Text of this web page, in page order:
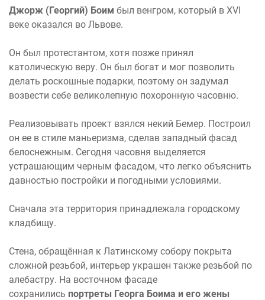
Джорж (Георгий) Боим был венгром, который в XVI
веке оказался во Львове.
Он был протестантом, хотя позже принял
католическую веру. Он был богат и мог позволить
делать роскошные подарки, поэтому он задумал
возвести себе великолепную похоронную часовню.
Реализовывать проект взялся некий Бемер. Построил
он ее в стиле маньеризма, сделав западный фасад
белоснежным. Сегодня часовня выделяется
устрашающим черным фасадом, что легко объяснить
давностью постройки и погодными условиями.
Сначала эта территория принадлежала городскому
кладбищу.
Стена, обращённая к Латинскому собору покрыта
сложной резьбой, интерьер украшен также резьбой по
алебастру. На восточном фасаде
сохранились портреты Георга Боима и его жены